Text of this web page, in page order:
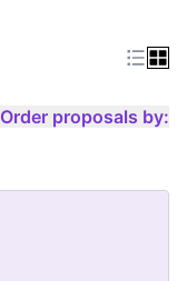
Order proposals by: